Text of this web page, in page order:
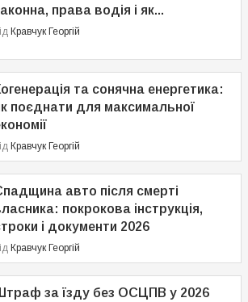
права водія і як...
Кравчук Георгій
та сонячна енергетика:
поєднати для максимальної
Кравчук Георгій
авто після смерті
покрокова інструкція,
і документи 2026
Кравчук Георгій
за їзду без ОСЦПВ у 2026